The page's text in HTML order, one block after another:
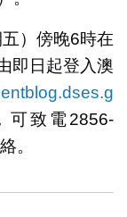
）傍晚6時在
即日起登入澳
可致電2856-
。